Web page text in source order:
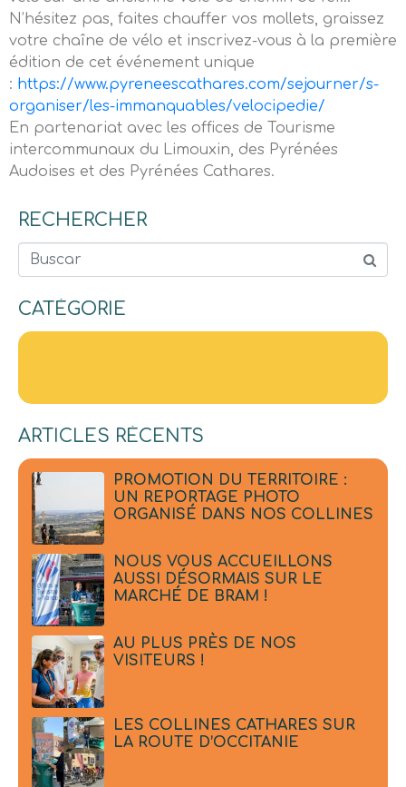
N’hésitez pas, faites chauffer vos mollets, graissez
votre chaîne de vélo et inscrivez-vous à la première
édition de cet événement unique
: https://www.pyreneescathares.com/sejourner/s-
organiser/les-immanquables/velocipedie/
En partenariat avec les offices de Tourisme
intercommunaux du Limouxin, des Pyrénées
Audoises et des Pyrénées Cathares.
RECHERCHER
Buscar
CATÉGORIE
ARTICLES RÉCENTS
PROMOTION DU TERRITOIRE :
UN REPORTAGE PHOTO
ORGANISÉ DANS NOS COLLINES
NOUS VOUS ACCUEILLONS
AUSSI DÉSORMAIS SUR LE
MARCHÉ DE BRAM !
AU PLUS PRÈS DE NOS
VISITEURS !
LES COLLINES CATHARES SUR
LA ROUTE D’OCCITANIE